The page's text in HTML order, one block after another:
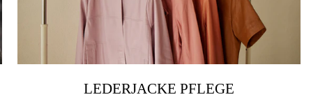
LEDERJACKE PFLEGE